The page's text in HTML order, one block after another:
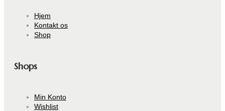
Hjem
Kontakt os
Shop
Shops
Min Konto
Wishlist